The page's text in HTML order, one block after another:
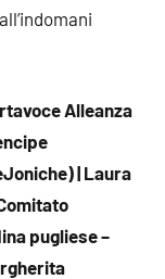
Alleanza
| Laura
pugliese –